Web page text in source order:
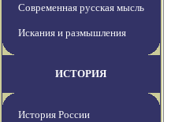
Современная русская мысль
Искания и размышления
ИСТОРИЯ
История России